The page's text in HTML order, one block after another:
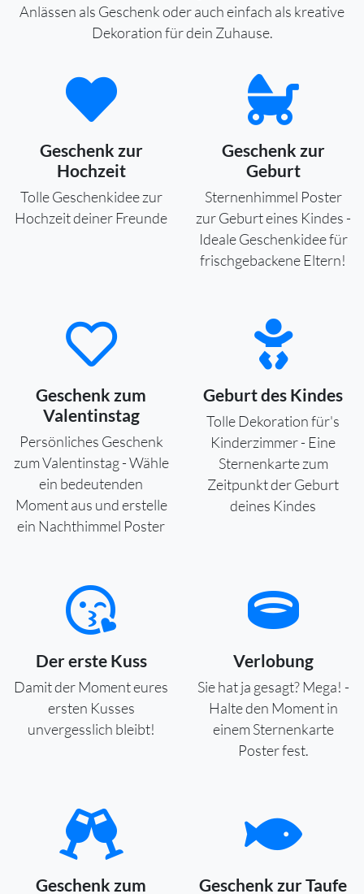
Anlässen als Geschenk oder auch einfach als kreative
Dekoration für dein Zuhause.
Geschenk zur
Hochzeit
Tolle Geschenkidee zur
Hochzeit deiner Freunde
Geschenk zur
Geburt
Sternenhimmel Poster
zur Geburt eines Kindes -
Ideale Geschenkidee für
frischgebackene Eltern!
Geschenk zum
Valentinstag
Persönliches Geschenk
zum Valentinstag - Wähle
ein bedeutenden
Moment aus und erstelle
ein Nachthimmel Poster
Geburt des Kindes
Tolle Dekoration für's
Kinderzimmer - Eine
Sternenkarte zum
Zeitpunkt der Geburt
deines Kindes
Der erste Kuss
Damit der Moment eures
ersten Kusses
unvergesslich bleibt!
Verlobung
Sie hat ja gesagt? Mega! -
Halte den Moment in
einem Sternenkarte
Poster fest.
Geschenk zum Geschenk zur Taufe